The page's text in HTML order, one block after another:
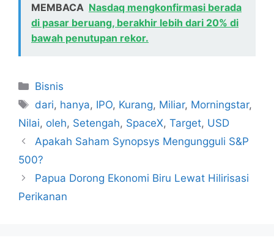
MEMBACA Nasdaq mengkonfirmasi berada
di pasar beruang, berakhir lebih dari 20% di
bawah penutupan rekor.
Kategori
Bisnis
Tag
dari, hanya, IPO, Kurang, Miliar, Morningstar,
Nilai, oleh, Setengah, SpaceX, Target, USD
Apakah Saham Synopsys Mengungguli S&P
500?
Papua Dorong Ekonomi Biru Lewat Hilirisasi
Perikanan